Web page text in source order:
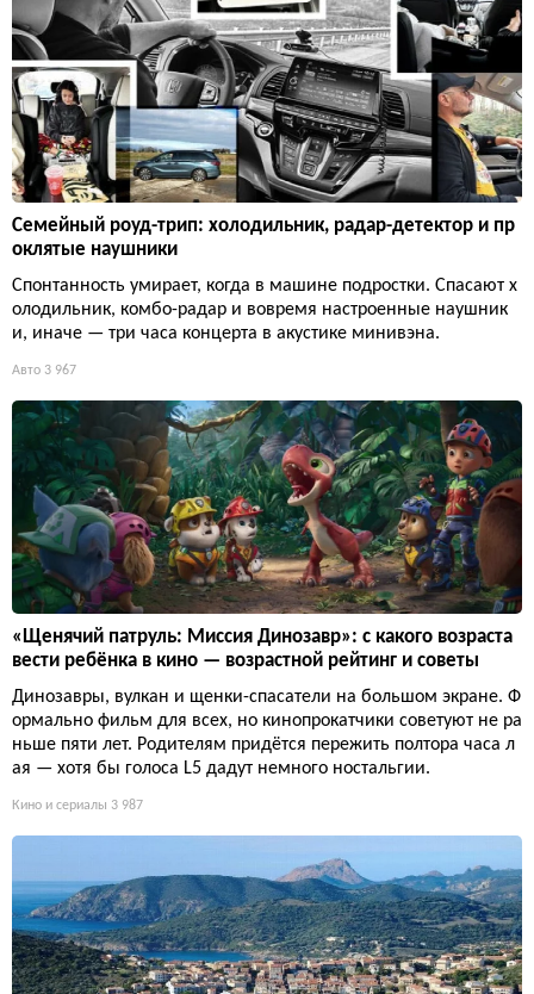
Семейный роуд-трип: холодильник, радар-детектор и пр
оклятые наушники
Спонтанность умирает, когда в машине подростки. Спасают х
олодильник, комбо-радар и вовремя настроенные наушник
и, иначе — три часа концерта в акустике минивэна.
Авто 3 967
«Щенячий патруль: Миссия Динозавр»: с какого возраста
вести ребёнка в кино — возрастной рейтинг и советы
Динозавры, вулкан и щенки-спасатели на большом экране. Ф
ормально фильм для всех, но кинопрокатчики советуют не ра
ньше пяти лет. Родителям придётся пережить полтора часа л
ая — хотя бы голоса L5 дадут немного ностальгии.
Кино и сериалы 3 987